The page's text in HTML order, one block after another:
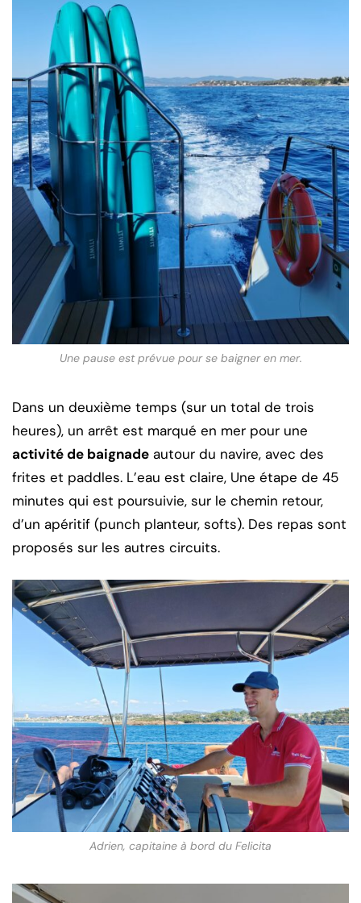
Une pause est prévue pour se baigner en mer.
Dans un deuxième temps (sur un total de trois
heures), un arrêt est marqué en mer pour une
activité de baignade autour du navire, avec des
frites et paddles. L’eau est claire, Une étape de 45
minutes qui est poursuivie, sur le chemin retour,
d’un apéritif (punch planteur, softs). Des repas sont
proposés sur les autres circuits.
Adrien, capitaine à bord du Felicita